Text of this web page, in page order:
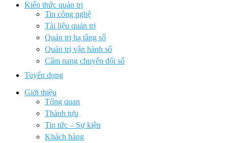
Kiến thức quản trị
Tin công nghệ
Tài liệu quản trị
Quản trị hạ tầng số
Quản trị vận hành số
Cẩm nang chuyển đổi số
Tuyển dụng
Giới thiệu
Tổng quan
Thành tựu
Tin tức – Sự kiện
Khách hàng